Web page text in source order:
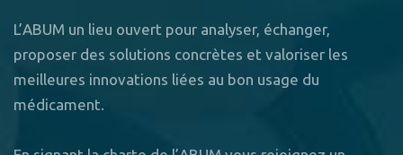
L’ABUM un lieu ouvert pour analyser, échanger,
proposer des solutions concrètes et valoriser les
meilleures innovations liées au bon usage du
médicament.